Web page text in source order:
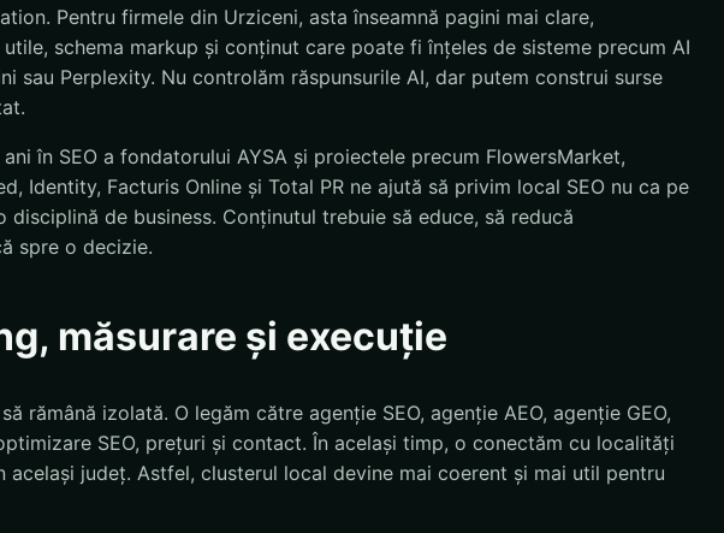
Pentru firmele din Urziceni, asta înseamnă pagini mai clare,
schema markup și conținut care poate fi înțeles de sisteme precum AI
sau Perplexity. Nu controlăm răspunsurile AI, dar putem construi surse
în SEO a fondatorului AYSA și proiectele precum FlowersMarket,
Identity, Facturis Online și Total PR ne ajută să privim local SEO nu ca pe
de business. Conținutul trebuie să educe, să reducă
spre o decizie.
măsurare și execuție
rămână izolată. O legăm către agenție SEO, agenție AEO, agenție GEO,
SEO, prețuri și contact. În același timp, o conectăm cu localități
același județ. Astfel, clusterul local devine mai coerent și mai util pentru